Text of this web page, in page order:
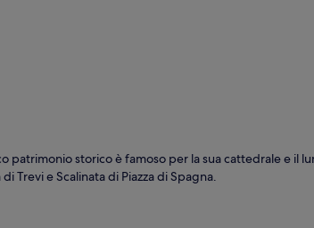
patrimonio storico è famoso per la sua cattedrale e il
Trevi e Scalinata di Piazza di Spagna.